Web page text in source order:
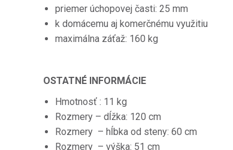
priemer úchopovej časti: 25 mm
k domácemu aj komerčnému využitiu
maximálna záťaž: 160 kg
OSTATNÉ INFORMÁCIE
Hmotnosť : 11 kg
Rozmery – dĺžka: 120 cm
Rozmery – hĺbka od steny: 60 cm
Rozmery – výška: 51 cm